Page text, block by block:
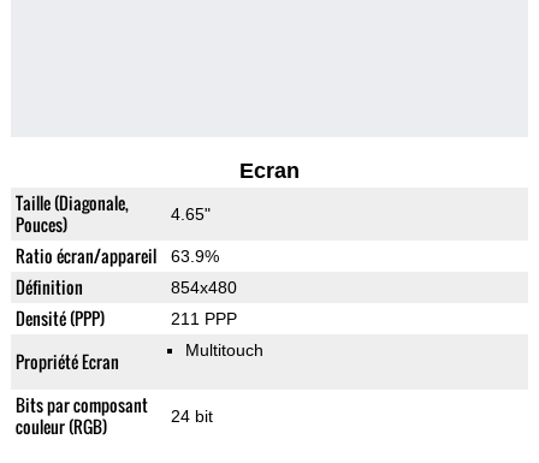
Ecran
Taille (Diagonale,
Pouces)
4.65"
Ratio écran/appareil 63.9%
Définition 854x480
Densité (PPP) 211 PPP
Propriété Ecran Multitouch
Bits par composant
couleur (RGB)
24 bit